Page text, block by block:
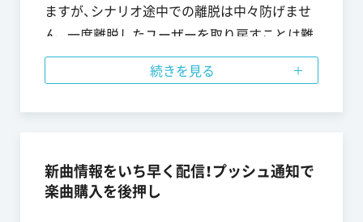
ますが、シナリオ途中での離脱は中々防げませ
ん。一度離脱したユーザーを取り戻すことは難
しかったのですが、行動履歴を使ったプッシュ
通知によりシナリオから離脱しそうなユーザー
ュ通知で提供することで購入へとつながってい
ます。各商品ごとにターゲットユーザーやシナ
続きを見る
新曲情報をいち早く配信！プッシュ通知で
楽曲購入を後押し